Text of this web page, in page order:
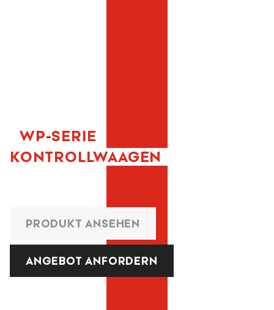
WP-SERIE
KONTROLLWAAGEN
PRODUKT ANSEHEN
ANGEBOT ANFORDERN